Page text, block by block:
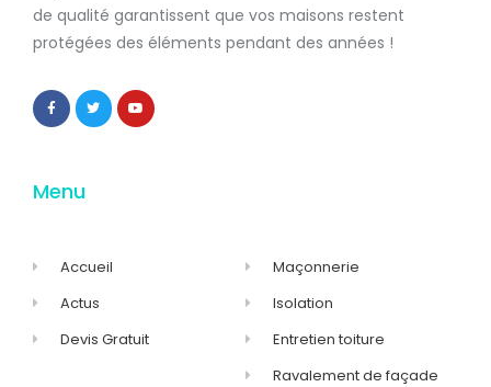
de qualité garantissent que vos maisons restent
protégées des éléments pendant des années !
Menu
Accueil
Actus
Devis Gratuit
Maçonnerie
Isolation
Entretien toiture
Ravalement de façade